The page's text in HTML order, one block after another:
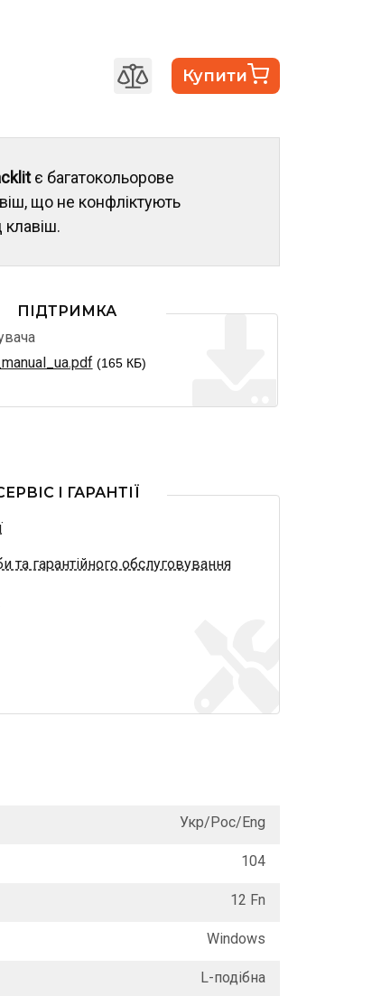
Купити
є багатокольорове
що не конфліктують
ПІДТРИМКА
(165 КБ)
І ГАРАНТІЇ
та гарантійного обслуговування
Укр/Рос/Eng
104
12 Fn
Windows
L-подібна